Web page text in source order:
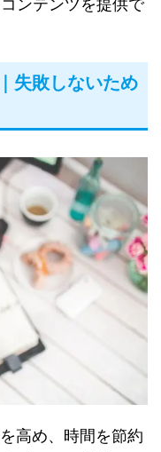
ンテンツを提供で
失敗しないため
高め、時間を節約